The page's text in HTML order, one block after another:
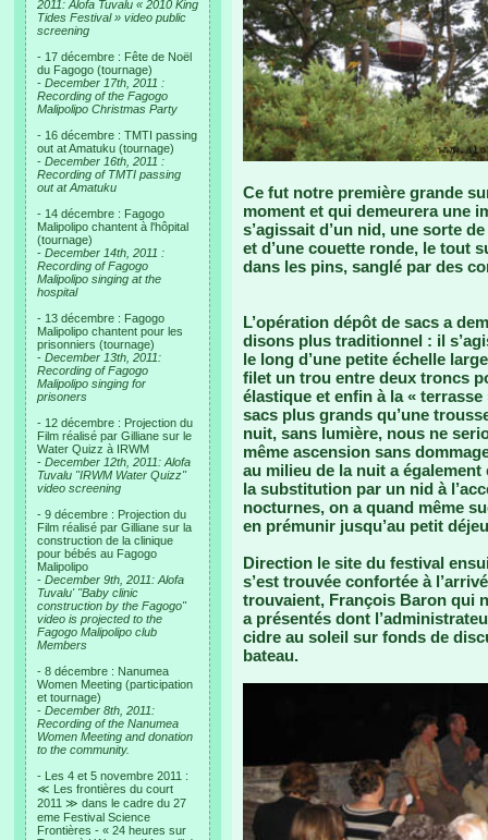
2011: Alofa Tuvalu « 2010 King
Tides Festival » video public
screening
- 17 décembre : Fête de Noël
du Fagogo (tournage)
- December 17th, 2011 :
Recording of the Fagogo
Malipolipo Christmas Party
- 16 décembre : TMTI passing
out at Amatuku (tournage)
- December 16th, 2011 :
Recording of TMTI passing
out at Amatuku
- 14 décembre : Fagogo
Malipolipo chantent à l'hôpital
(tournage)
- December 14th, 2011 :
Recording of Fagogo
Malipolipo singing at the
hospital
- 13 décembre : Fagogo
Malipolipo chantent pour les
prisonniers (tournage)
- December 13th, 2011:
Recording of Fagogo
Malipolipo singing for
prisoners
- 12 décembre : Projection du
Film réalisé par Gilliane sur le
Water Quizz à IRWM
- December 12th, 2011: Alofa
Tuvalu "IRWM Water Quizz"
video screening
- 9 décembre : Projection du
Film réalisé par Gilliane sur la
construction de la clinique
pour bébés au Fagogo
Malipolipo
- December 9th, 2011: Alofa
Tuvalu' "Baby clinic
construction by the Fagogo"
video is projected to the
Fagogo Malipolipo club
Members
- 8 décembre : Nanumea
Women Meeting (participation
et tournage)
- December 8th, 2011:
Recording of the Nanumea
Women Meeting and donation
to the community.
- Les 4 et 5 novembre 2011 :
≪ Les frontières du court
2011 ≫ dans le cadre du 27
eme Festival Science
Frontières - « 24 heures sur
Ce fut notre première grande
moment et qui demeurera une
s’agissait d’un nid, une sorte
et d’une couette ronde, le tout
dans les pins, sanglé par des
L’opération dépôt de sacs a
disons plus traditionnel : il
le long d’une petite échelle
filet un trou entre deux troncs
élastique et enfin à la «
sacs plus grands qu’une
nuit, sans lumière, nous ne
même ascension sans
au milieu de la nuit a
la substitution par un nid à
nocturnes, on a quand même
en prémunir jusqu’au petit
Direction le site du festival
s’est trouvée confortée à
trouvaient, François Baron qui
a présentés dont
cidre au soleil sur fonds de
bateau.